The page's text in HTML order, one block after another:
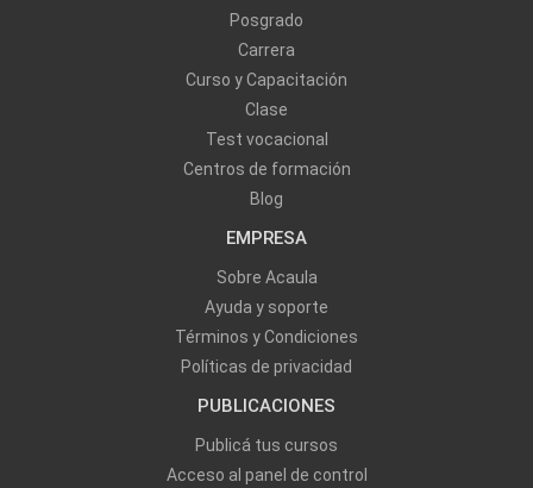
Posgrado
Carrera
Curso y Capacitación
Clase
Test vocacional
Centros de formación
Blog
EMPRESA
Sobre Acaula
Ayuda y soporte
Términos y Condiciones
Políticas de privacidad
PUBLICACIONES
Publicá tus cursos
Acceso al panel de control